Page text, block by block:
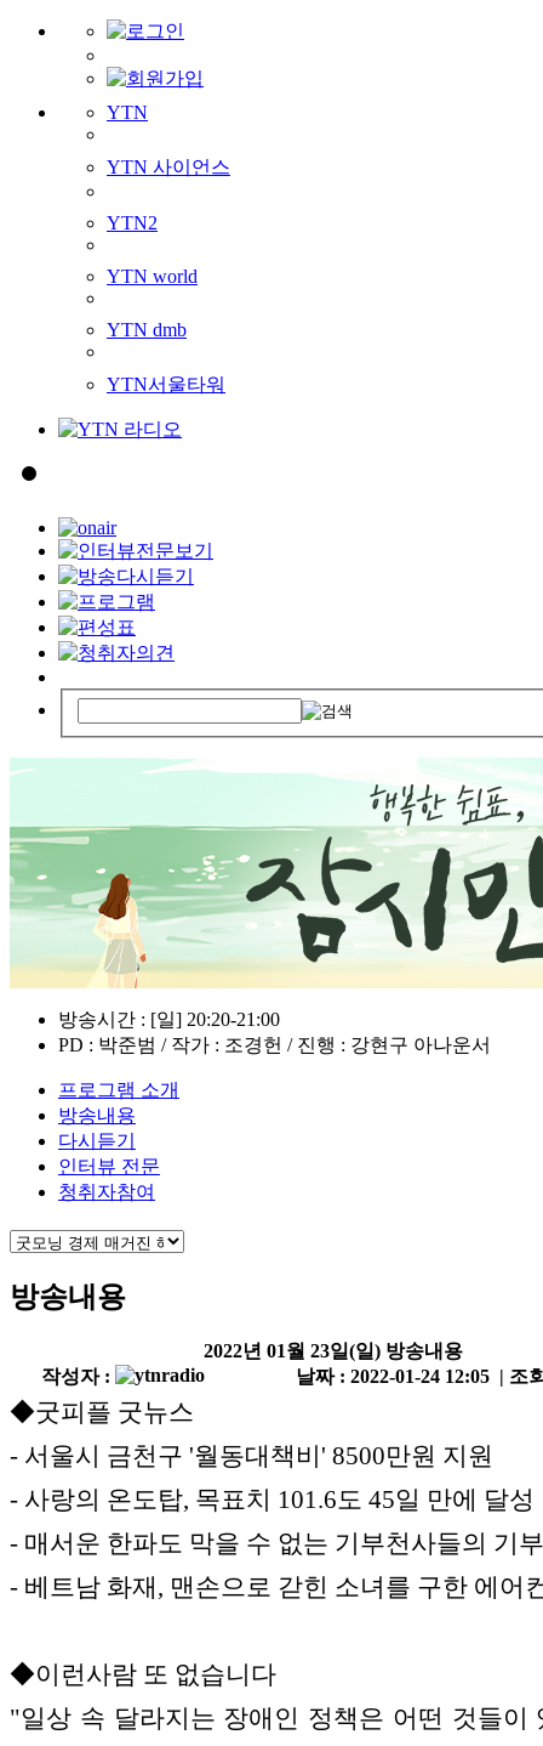
YTN
YTN 사이언스
YTN2
YTN world
YTN dmb
YTN서울타워
방송시간 : [일] 20:20-21:00
PD : 박준범 / 작가 : 조경헌 / 진행 : 강현구 아나운서
프로그램 소개
방송내용
다시듣기
인터뷰 전문
청취자참여
방송내용
2022년 01월 23일(일) 방송내용
작성자 :
날짜 : 2022-01-24 12:05 | 조
◆굿피플 굿뉴스
- 서울시 금천구 '월동대책비' 8500만원 지원
- 사랑의 온도탑, 목표치 101.6도 45일 만에 달성
- 매서운 한파도 막을 수 없는 기부천사들의 기
- 베트남 화재, 맨손으로 갇힌 소녀를 구한 에어
◆이런사람 또 없습니다
"일상 속 달라지는 장애인 정책은 어떤 것들이